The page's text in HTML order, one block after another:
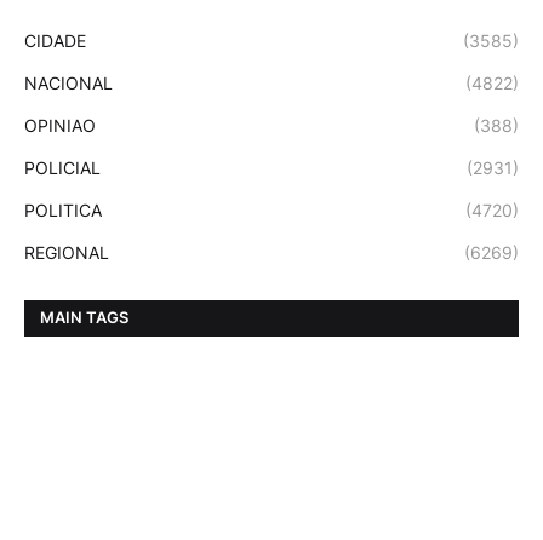
CIDADE (3585)
NACIONAL (4822)
OPINIAO (388)
POLICIAL (2931)
POLITICA (4720)
REGIONAL (6269)
MAIN TAGS